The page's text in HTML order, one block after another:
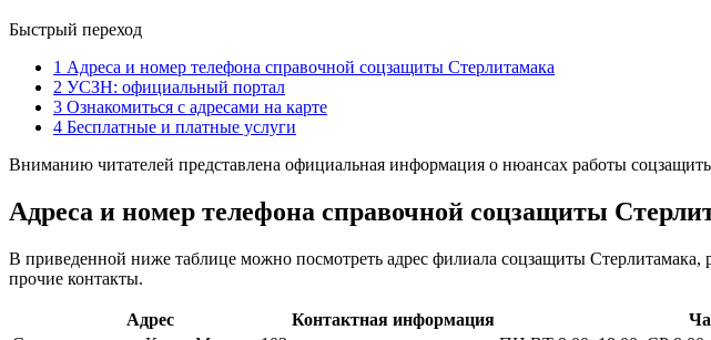
Быстрый переход
1 Адреса и номер телефона справочной соцзащиты Стерлитамака
2 УСЗН: официальный портал
3 Ознакомиться с адресами на карте
4 Бесплатные и платные услуги
Вниманию читателей представлена официальная информация о нюансах работы
Адреса и номер телефона справочной соцзащиты
В приведенной ниже таблице можно посмотреть адрес филиала соцзащиты
прочие контакты.
Адрес Контактная информация